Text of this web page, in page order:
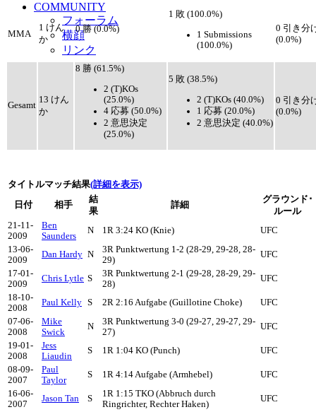
COMMUNITY
フォーラム
横顔
リンク
MMA
1 けん
か
0 勝 (0.0%)
1 敗 (100.0%)
1 Submissions
(100.0%)
0 引き分
(0.0%)
Gesamt
13 けん
か
8 勝 (61.5%)
2 (T)KOs
(25.0%)
4 応募 (50.0%)
2 意思決定
(25.0%)
5 敗 (38.5%)
2 (T)KOs (40.0%)
1 応募 (20.0%)
2 意思決定 (40.0%)
0 引き分
(0.0%)
タイトルマッチ結果(詳細を表示)
日付 相手
結
果
詳細
グラウンド･
ルール
21-11-
2009
Ben
Saunders
N 1R 3:24 KO (Knie)
UFC
13-06-
2009
Dan Hardy N
3R Punktwertung 1-2 (28-29, 29-28, 28-
29)
UFC
17-01-
2009
Chris Lytle S
3R Punktwertung 2-1 (29-28, 28-29, 29-
28)
UFC
18-10-
2008
Paul Kelly S 2R 2:16 Aufgabe (Guillotine Choke)
UFC
07-06-
2008
Mike
Swick
N
3R Punktwertung 3-0 (29-27, 29-27, 29-
27)
UFC
19-01-
2008
Jess
Liaudin
S 1R 1:04 KO (Punch)
UFC
08-09-
2007
Paul
Taylor
S 1R 4:14 Aufgabe (Armhebel)
UFC
16-06-
2007
Jason Tan S
1R 1:15 TKO (Abbruch durch
Ringrichter, Rechter Haken)
UFC